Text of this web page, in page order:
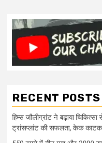
RECENT POSTS
हिम्स जौलीग्रांट ने बढ़ाया
ट्रांसप्लांट की सफलता, केक